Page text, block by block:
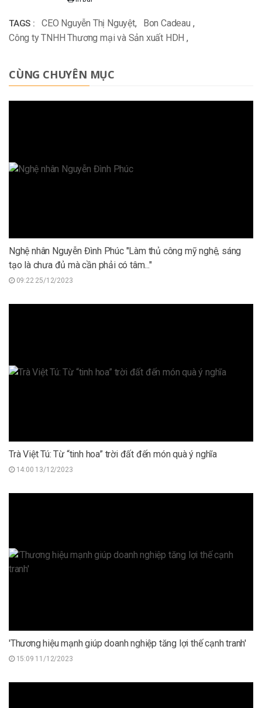
TAGS : CEO Nguyễn Thị Nguyệt, Bon Cadeau ,
Công ty TNHH Thương mại và Sản xuất HDH ,
CÙNG CHUYÊN MỤC
Nghệ nhân Nguyễn Đình Phúc "Làm thủ công mỹ nghệ, sáng
tạo là chưa đủ mà cần phải có tâm..."
09:22 25/12/2023
Trà Việt Tú: Từ “tinh hoa” trời đất đến món quà ý nghĩa
14:00 13/12/2023
'Thương hiệu mạnh giúp doanh nghiệp tăng lợi thế cạnh tranh'
15:09 11/12/2023